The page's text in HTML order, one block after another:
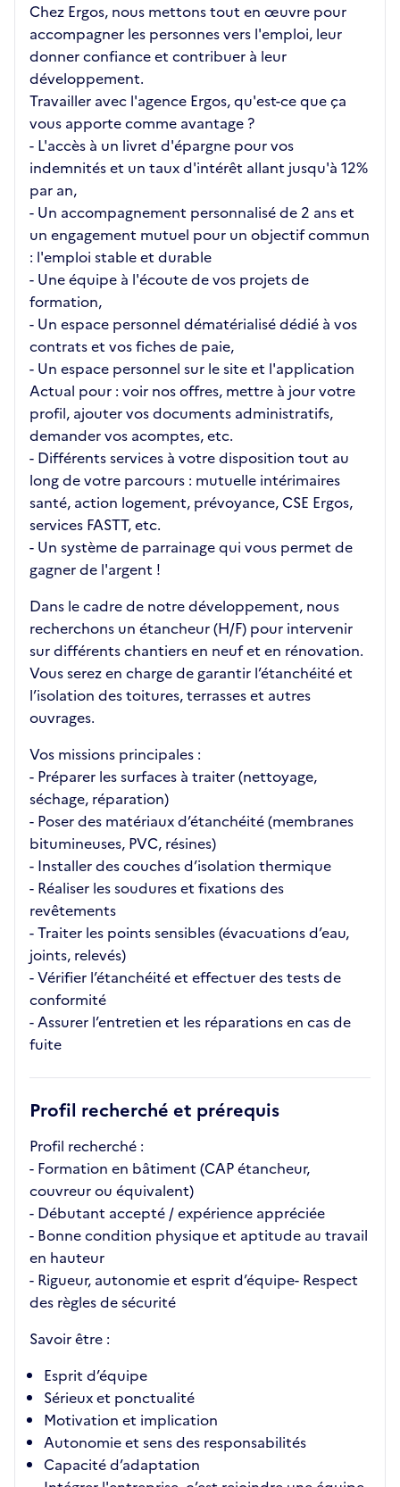
Chez Ergos, nous mettons tout en œuvre pour
accompagner les personnes vers l'emploi, leur
donner confiance et contribuer à leur
développement.
Travailler avec l'agence Ergos, qu'est-ce que ça
vous apporte comme avantage ?
- L'accès à un livret d'épargne pour vos
indemnités et un taux d'intérêt allant jusqu'à 12%
par an,
- Un accompagnement personnalisé de 2 ans et
un engagement mutuel pour un objectif commun
: l'emploi stable et durable
- Une équipe à l'écoute de vos projets de
formation,
- Un espace personnel dématérialisé dédié à vos
contrats et vos fiches de paie,
- Un espace personnel sur le site et l'application
Actual pour : voir nos offres, mettre à jour votre
profil, ajouter vos documents administratifs,
demander vos acomptes, etc.
- Différents services à votre disposition tout au
long de votre parcours : mutuelle intérimaires
santé, action logement, prévoyance, CSE Ergos,
services FASTT, etc.
- Un système de parrainage qui vous permet de
gagner de l'argent !
Dans le cadre de notre développement, nous
recherchons un étancheur (H/F) pour intervenir
sur différents chantiers en neuf et en rénovation.
Vous serez en charge de garantir l’étanchéité et
l’isolation des toitures, terrasses et autres
ouvrages.
Vos missions principales :
- Préparer les surfaces à traiter (nettoyage,
séchage, réparation)
- Poser des matériaux d’étanchéité (membranes
bitumineuses, PVC, résines)
- Installer des couches d’isolation thermique
- Réaliser les soudures et fixations des
revêtements
- Traiter les points sensibles (évacuations d’eau,
joints, relevés)
- Vérifier l’étanchéité et effectuer des tests de
conformité
- Assurer l’entretien et les réparations en cas de
fuite
Profil recherché et prérequis
Profil recherché :
- Formation en bâtiment (CAP étancheur,
couvreur ou équivalent)
- Débutant accepté / expérience appréciée
- Bonne condition physique et aptitude au travail
en hauteur
- Rigueur, autonomie et esprit d’équipe- Respect
des règles de sécurité
Savoir être :
Esprit d’équipe
Sérieux et ponctualité
Motivation et implication
Autonomie et sens des responsabilités
Capacité d’adaptation